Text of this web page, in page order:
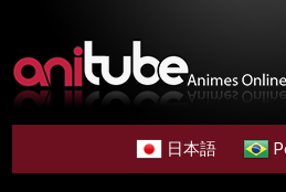
日本語